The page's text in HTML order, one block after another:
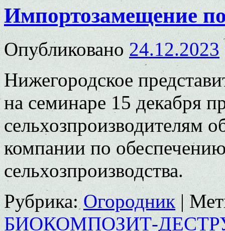
Импортозамещение
Опубликовано 24.12.2023
Нижегородское
на семинаре 15 декабря
сельхозпроизводителям
компании по
сельхозпроизводства.
Рубрика: Огородник |
БИОКОМПОЗИТ-